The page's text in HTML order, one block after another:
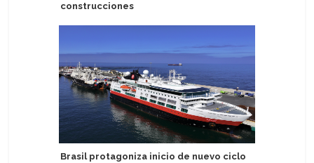
construcciones
Brasil protagoniza inicio de nuevo ciclo